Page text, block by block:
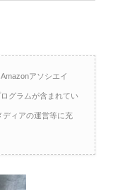
アソシエイ
グラムが含まれてい
ディアの運営等に充